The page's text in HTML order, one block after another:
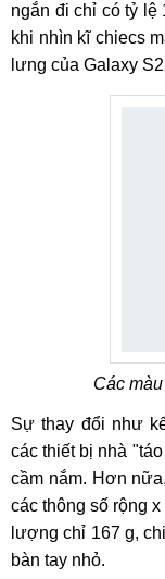
ngắn đi chỉ có tỷ lệ
khi nhìn kĩ chiecs
lưng của Galaxy
Các
Sự thay đổi như
các thiết bị nhà
cầm nắm. Hơn
các thông số rộng
lượng chỉ 167 g,
bàn tay nhỏ.